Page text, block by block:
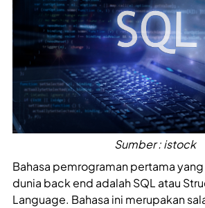
Sumber : istock
Bahasa pemrograman pertama
dunia back end adalah SQL atau
Language. Bahasa ini merupakan